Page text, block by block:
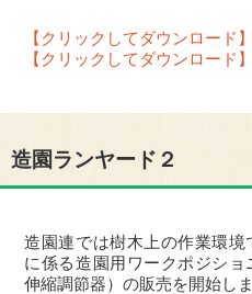
【クリックしてダウンロード
【クリックしてダウンロード
造園ランヤード２
造園連では樹木上の作業環
に係る造園用ワークポジシ
伸縮調節器）の販売を開始しま